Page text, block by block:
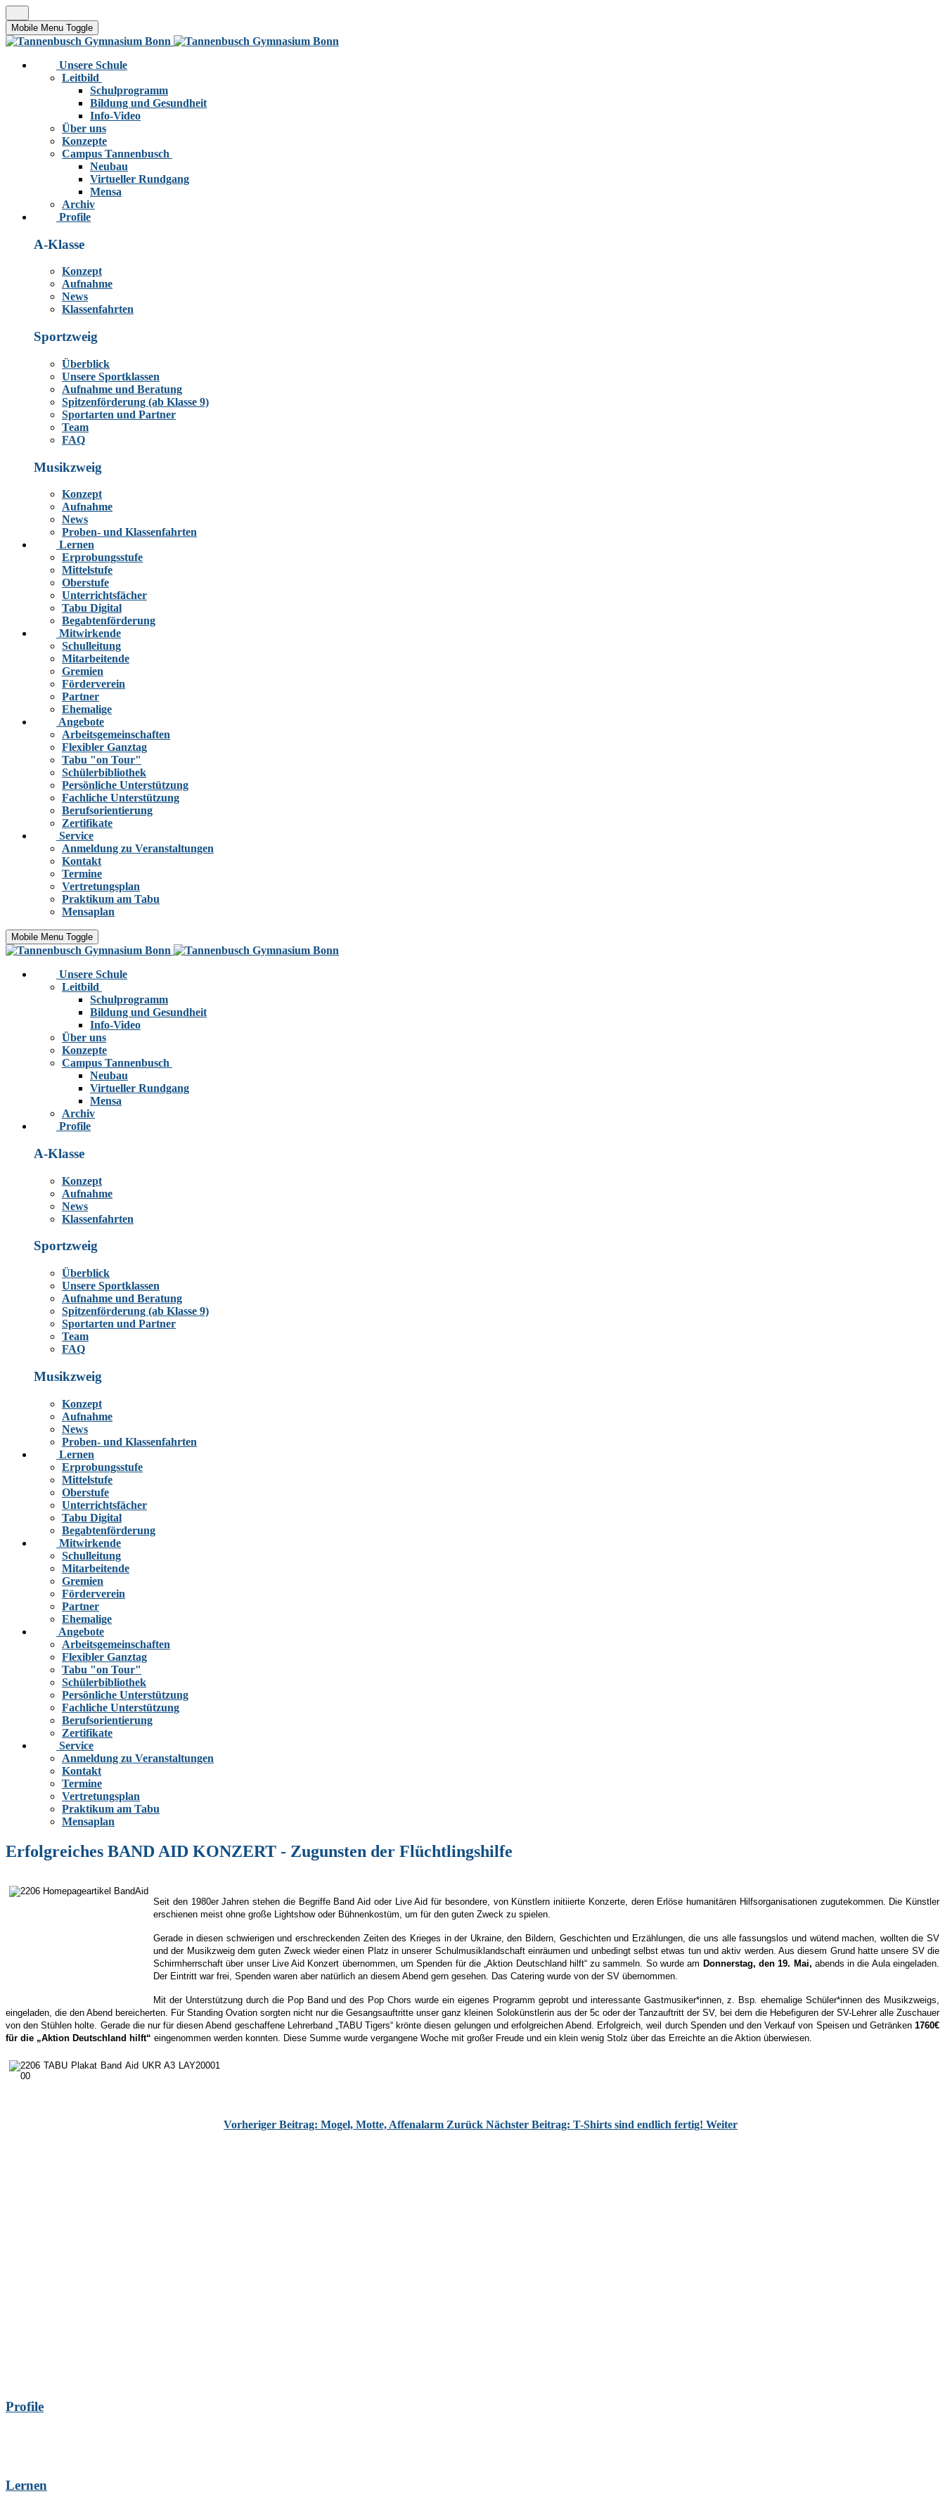
Mobile Menu Toggle
Unsere Schule
Leitbild
Schulprogramm
Bildung und Gesundheit
Info-Video
Über uns
Konzepte
Campus Tannenbusch
Neubau
Virtueller Rundgang
Mensa
Archiv
Profile
A-Klasse
Konzept
Aufnahme
News
Klassenfahrten
Sportzweig
Überblick
Unsere Sportklassen
Aufnahme und Beratung
Spitzenförderung (ab Klasse 9)
Sportarten und Partner
Team
FAQ
Musikzweig
Konzept
Aufnahme
News
Proben- und Klassenfahrten
Lernen
Erprobungsstufe
Mittelstufe
Oberstufe
Unterrichtsfächer
Tabu Digital
Begabtenförderung
Mitwirkende
Schulleitung
Mitarbeitende
Gremien
Förderverein
Partner
Ehemalige
Angebote
Arbeitsgemeinschaften
Flexibler Ganztag
Tabu "on Tour"
Schülerbibliothek
Persönliche Unterstützung
Fachliche Unterstützung
Berufsorientierung
Zertifikate
Service
Anmeldung zu Veranstaltungen
Kontakt
Termine
Vertretungsplan
Praktikum am Tabu
Mensaplan
Mobile Menu Toggle
Unsere Schule
Leitbild
Schulprogramm
Bildung und Gesundheit
Info-Video
Über uns
Konzepte
Campus Tannenbusch
Neubau
Virtueller Rundgang
Mensa
Archiv
Profile
A-Klasse
Konzept
Aufnahme
News
Klassenfahrten
Sportzweig
Überblick
Unsere Sportklassen
Aufnahme und Beratung
Spitzenförderung (ab Klasse 9)
Sportarten und Partner
Team
FAQ
Musikzweig
Konzept
Aufnahme
News
Proben- und Klassenfahrten
Lernen
Erprobungsstufe
Mittelstufe
Oberstufe
Unterrichtsfächer
Tabu Digital
Begabtenförderung
Mitwirkende
Schulleitung
Mitarbeitende
Gremien
Förderverein
Partner
Ehemalige
Angebote
Arbeitsgemeinschaften
Flexibler Ganztag
Tabu "on Tour"
Schülerbibliothek
Persönliche Unterstützung
Fachliche Unterstützung
Berufsorientierung
Zertifikate
Service
Anmeldung zu Veranstaltungen
Kontakt
Termine
Vertretungsplan
Praktikum am Tabu
Mensaplan
Erfolgreiches BAND AID KONZERT - Zugunsten der Flüchtlingshilfe
Seit den 1980er Jahren stehen die Begriffe Band Aid oder Live Aid für besondere, von Künstlern initiierte Konzerte, deren Erlöse humanitären Hilfsorganisationen zugutekommen. Die Künstler
erschienen meist ohne große Lightshow oder Bühnenkostüm, um für den guten Zweck zu spielen.
Gerade in diesen schwierigen und erschreckenden Zeiten des Krieges in der Ukraine, den Bildern, Geschichten und Erzählungen, die uns alle fassungslos und wütend machen, wollten die SV
und der Musikzweig dem guten Zweck wieder einen Platz in unserer Schulmusiklandschaft einräumen und unbedingt selbst etwas tun und aktiv werden. Aus diesem Grund hatte unsere SV die
Schirmherrschaft über unser Live Aid Konzert übernommen, um Spenden für die „Aktion Deutschland hilft“ zu sammeln. So wurde am Donnerstag, den 19. Mai, abends in die Aula eingeladen.
Der Eintritt war frei, Spenden waren aber natürlich an diesem Abend gern gesehen. Das Catering wurde von der SV übernommen.
Mit der Unterstützung durch die Pop Band und des Pop Chors wurde ein eigenes Programm geprobt und interessante Gastmusiker*innen, z. Bsp. ehemalige Schüler*innen des Musikzweigs,
eingeladen, die den Abend bereicherten. Für Standing Ovation sorgten nicht nur die Gesangsauftritte unser ganz kleinen Solokünstlerin aus der 5c oder der Tanzauftritt der SV, bei dem die Hebefiguren der SV-Lehrer alle Zuschauer
von den Stühlen holte. Gerade die nur für diesen Abend geschaffene Lehrerband „TABU Tigers“ krönte diesen gelungen und erfolgreichen Abend. Erfolgreich, weil durch Spenden und den Verkauf von Speisen und Getränken 1760€
für die „Aktion Deutschland hilft“ eingenommen werden konnten. Diese Summe wurde vergangene Woche mit großer Freude und ein klein wenig Stolz über das Erreichte an die Aktion überwiesen.
Vorheriger Beitrag: Mogel, Motte, Affenalarm Zurück Nächster Beitrag: T-Shirts sind endlich fertig! Weiter
Profile
Lernen